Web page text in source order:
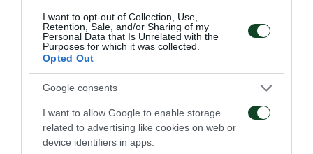
I want to opt-out of Collection, Use,
Retention, Sale, and/or Sharing of my
Personal Data that Is Unrelated with the
Purposes for which it was collected.
Opted Out
Google consents
I want to allow Google to enable storage
related to advertising like cookies on web or
device identifiers in apps.
όπως η συμμετοχή στους «16» του Champions
League.Συνολικά, ο «αόρατος τοίχος» -όπως ήταν
το προσωνύμιό του, από το πέρασμά του από την
Αγγλία- φόρεσε 119 φορές τη φανέλα του
To 2011 επέστρεψε στη Βραζιλία και υπέγραψε